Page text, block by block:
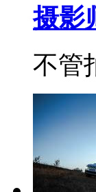
摄影
不管